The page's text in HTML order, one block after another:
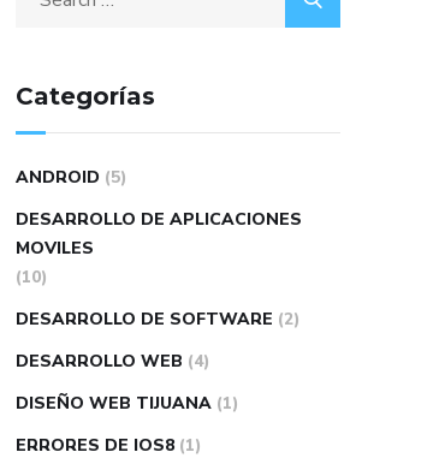
Categorías
ANDROID (5)
DESARROLLO DE APLICACIONES
MOVILES
(10)
DESARROLLO DE SOFTWARE (2)
DESARROLLO WEB (4)
DISEÑO WEB TIJUANA (1)
ERRORES DE IOS8 (1)